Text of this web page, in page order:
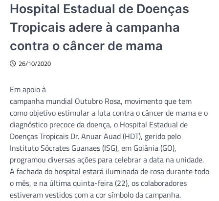
Hospital Estadual de Doenças
Tropicais adere à campanha
contra o câncer de mama
26/10/2020
Em apoio à
campanha mundial Outubro Rosa, movimento que tem
como objetivo estimular a luta contra o câncer de mama e o
diagnóstico precoce da doença, o Hospital Estadual de
Doenças Tropicais Dr. Anuar Auad (HDT), gerido pelo
Instituto Sócrates Guanaes (ISG), em Goiânia (GO),
programou diversas ações para celebrar a data na unidade.
A fachada do hospital estará iluminada de rosa durante todo
o mês, e na última quinta-feira (22), os colaboradores
estiveram vestidos com a cor símbolo da campanha.